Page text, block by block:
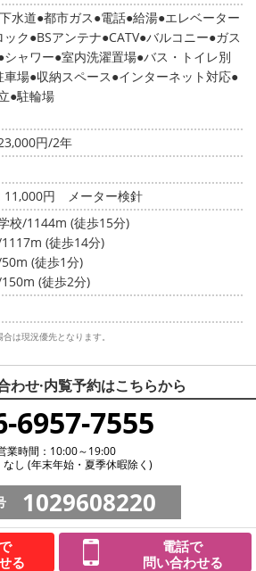
下水道 都市ガス 電話 給湯 エレベーター
ック BSアンテナ CATV バルコニー ガス
シャワー 室内洗濯置場 バス・トイレ別
車場 収納スペース インターネット対応
駐輪場
円/2年
11,000円
メーター検針
校/1144m (徒歩15分)
(徒歩14分)
(徒歩1分)
(徒歩2分)
は現況優先となります。
わせ·内覧予約はこちらから
6957-7555
業時間：10:00～19:00
なし (年末年始・夏季休暇除く)
1029608220
る
電話で
問い合わせる